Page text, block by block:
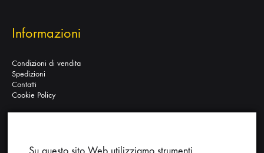
Informazioni
Condizioni di vendita
Spedizioni
Contatti
Cookie Policy